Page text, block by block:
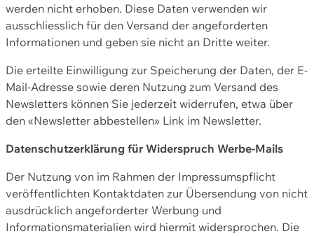
werden nicht erhoben. Diese Daten verwenden wir
ausschliesslich für den Versand der angeforderten
Informationen und geben sie nicht an Dritte weiter.
Die erteilte Einwilligung zur Speicherung der Daten, der E-
Mail-Adresse sowie deren Nutzung zum Versand des
Newsletters können Sie jederzeit widerrufen, etwa über
den «Newsletter abbestellen» Link im Newsletter.
Datenschutzerklärung für Widerspruch Werbe-Mails
Der Nutzung von im Rahmen der Impressumspflicht
veröffentlichten Kontaktdaten zur Übersendung von nicht
ausdrücklich angeforderter Werbung und
Informationsmaterialien wird hiermit widersprochen. Die